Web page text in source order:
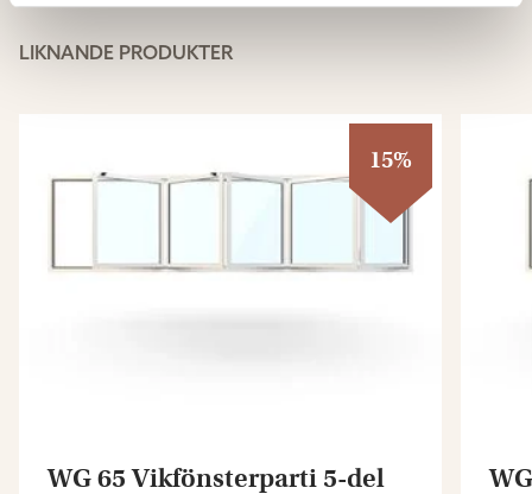
LIKNANDE PRODUKTER
15%
WG 65 Vikfönsterparti 5-del